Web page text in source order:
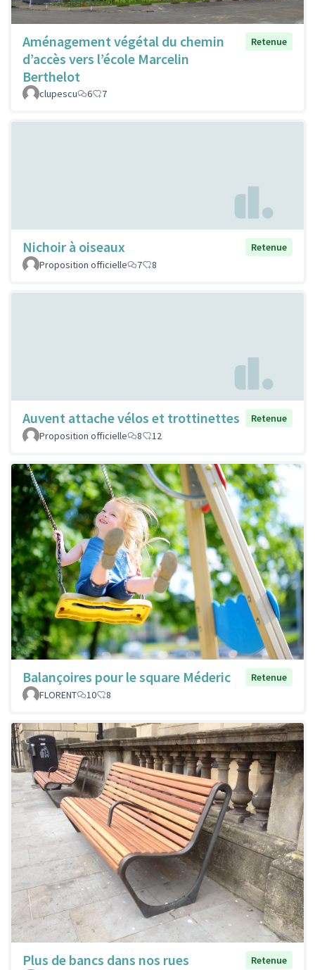
Aménagement végétal du chemin
d’accès vers l’école Marcelin
Berthelot
Retenue
clupescu 6 7
Nichoir à oiseaux
Retenue
Proposition officielle
7 8
Auvent attache vélos et trottinettes
Retenue
Proposition officielle
8 12
Balançoires pour le square Méderic
Retenue
FLORENT
10 8
Plus de bancs dans nos rues
Retenue